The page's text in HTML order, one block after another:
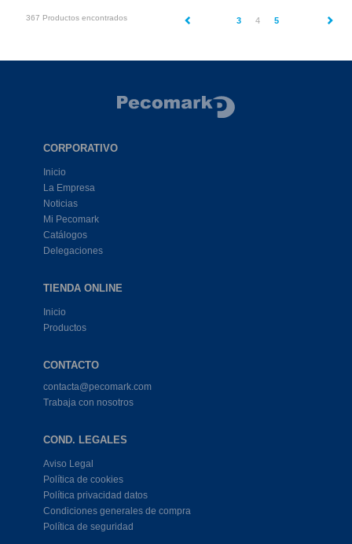
367 Productos encontrados 3 4(current)
5
CORPORATIVO
Inicio
La Empresa
Noticias
Mi Pecomark
Catálogos
Delegaciones
TIENDA ONLINE
Inicio
Productos
CONTACTO
contacta@pecomark.com
Trabaja con nosotros
COND. LEGALES
Aviso Legal
Política de cookies
Política privacidad datos
Condiciones generales de compra
Política de seguridad